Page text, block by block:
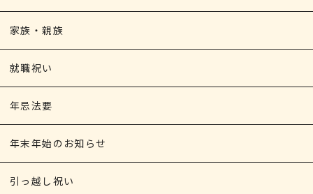
家族・親族
就職祝い
年忌法要
年末年始のお知らせ
引っ越し祝い